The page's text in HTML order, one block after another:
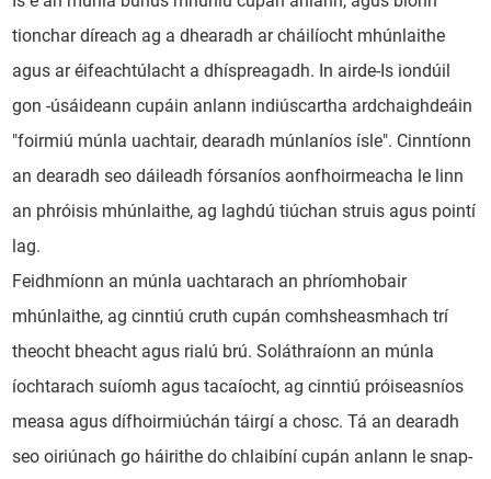
tionchar díreach ag a dhearadh ar cháilíocht mhúnlaithe
agus ar éifeachtúlacht a dhíspreagadh. In airde-Is iondúil
gon -úsáideann cupáin anlann indiúscartha ardchaighdeáin
"foirmiú múnla uachtair, dearadh múnlaníos ísle". Cinntíonn
an dearadh seo dáileadh fórsaníos aonfhoirmeacha le linn
an phróisis mhúnlaithe, ag laghdú tiúchan struis agus pointí
lag.
Feidhmíonn an múnla uachtarach an phríomhobair
mhúnlaithe, ag cinntiú cruth cupán comhsheasmhach trí
theocht bheacht agus rialú brú. Soláthraíonn an múnla
íochtarach suíomh agus tacaíocht, ag cinntiú próiseasníos
measa agus dífhoirmiúchán táirgí a chosc. Tá an dearadh
seo oiriúnach go háirithe do chlaibíní cupán anlann le snap-